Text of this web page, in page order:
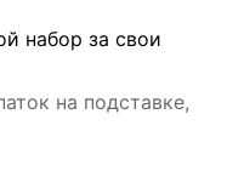
набор за свои
на подставке,